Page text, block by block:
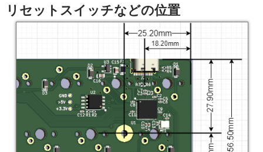
リセットスイッチなどの位置